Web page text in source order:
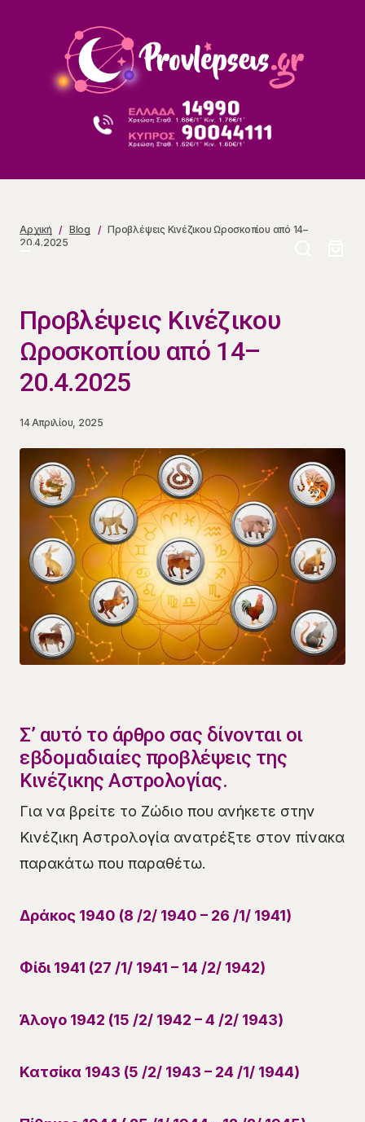
Αρχική Blog
Προβλέψεις Κινέζικου Ωροσκοπίου από 14–
20.4.2025
Προβλέψεις Κινέζικου
Ωροσκοπίου από 14–
20.4.2025
14 Απριλίου, 2025
Σ’ αυτό το άρθρο σας δίνονται οι
εβδομαδιαίες προβλέψεις της
Κινέζικης Αστρολογίας.
Για να βρείτε το Ζώδιο που ανήκετε στην
Κινέζικη Αστρολογία ανατρέξτε στον πίνακα
παρακάτω που παραθέτω.
Δράκος 1940 (8 /2/ 1940 – 26 /1/ 1941)
Φίδι 1941 (27 /1/ 1941 – 14 /2/ 1942)
Άλογο 1942 (15 /2/ 1942 – 4 /2/ 1943)
Κατσίκα 1943 (5 /2/ 1943 – 24 /1/ 1944)